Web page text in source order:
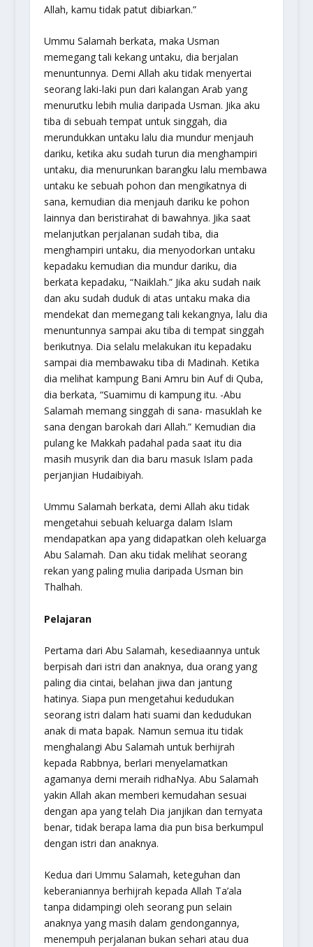
Allah, kamu tidak patut dibiarkan.”
Ummu Salamah berkata, maka Usman
memegang tali kekang untaku, dia berjalan
menuntunnya. Demi Allah aku tidak menyertai
seorang laki-laki pun dari kalangan Arab yang
menurutku lebih mulia daripada Usman. Jika aku
tiba di sebuah tempat untuk singgah, dia
merundukkan untaku lalu dia mundur menjauh
dariku, ketika aku sudah turun dia menghampiri
untaku, dia menurunkan barangku lalu membawa
untaku ke sebuah pohon dan mengikatnya di
sana, kemudian dia menjauh dariku ke pohon
lainnya dan beristirahat di bawahnya. Jika saat
melanjutkan perjalanan sudah tiba, dia
menghampiri untaku, dia menyodorkan untaku
kepadaku kemudian dia mundur dariku, dia
berkata kepadaku, “Naiklah.” Jika aku sudah naik
dan aku sudah duduk di atas untaku maka dia
mendekat dan memegang tali kekangnya, lalu dia
menuntunnya sampai aku tiba di tempat singgah
berikutnya. Dia selalu melakukan itu kepadaku
sampai dia membawaku tiba di Madinah. Ketika
dia melihat kampung Bani Amru bin Auf di Quba,
dia berkata, “Suamimu di kampung itu. -Abu
Salamah memang singgah di sana- masuklah ke
sana dengan barokah dari Allah.” Kemudian dia
pulang ke Makkah padahal pada saat itu dia
masih musyrik dan dia baru masuk Islam pada
perjanjian Hudaibiyah.
Ummu Salamah berkata, demi Allah aku tidak
mengetahui sebuah keluarga dalam Islam
mendapatkan apa yang didapatkan oleh keluarga
Abu Salamah. Dan aku tidak melihat seorang
rekan yang paling mulia daripada Usman bin
Thalhah.
Pelajaran
Pertama dari Abu Salamah, kesediaannya untuk
berpisah dari istri dan anaknya, dua orang yang
paling dia cintai, belahan jiwa dan jantung
hatinya. Siapa pun mengetahui kedudukan
seorang istri dalam hati suami dan kedudukan
anak di mata bapak. Namun semua itu tidak
menghalangi Abu Salamah untuk berhijrah
kepada Rabbnya, berlari menyelamatkan
agamanya demi meraih ridhaNya. Abu Salamah
yakin Allah akan memberi kemudahan sesuai
dengan apa yang telah Dia janjikan dan ternyata
benar, tidak berapa lama dia pun bisa berkumpul
dengan istri dan anaknya.
Kedua dari Ummu Salamah, keteguhan dan
keberaniannya berhijrah kepada Allah Ta’ala
tanpa didampingi oleh seorang pun selain
anaknya yang masih dalam gendongannya,
menempuh perjalanan bukan sehari atau dua